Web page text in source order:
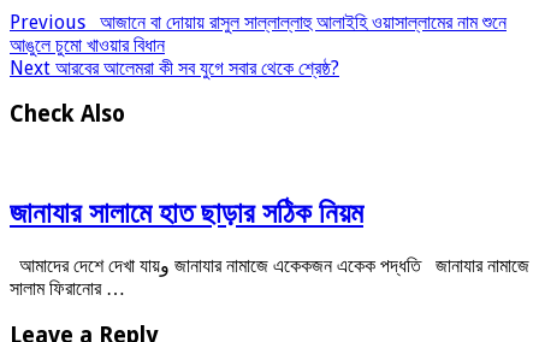
Previous আজানে বা দোয়ায় রাসুল সাল্লাল্লাহু আলাইহি ওয়াসাল্লামের নাম শুনে
আঙুলে চুমো খাওয়ার বিধান
Next আরবের আলেমরা কী সব যুগে সবার থেকে শ্রেষ্ঠ?
Check Also
জানাযার সালামে হাত ছাড়ার সঠিক নিয়ম
আমাদের দেশে দেখা যায়و জানাযার নামাজে একেকজন একেক পদ্ধতি জানাযার নামাজে
সালাম ফিরানোর …
Leave a Reply